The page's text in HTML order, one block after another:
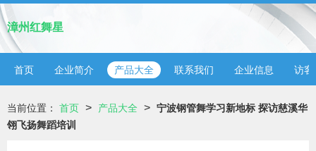
漳州红舞星
首页 企业简介 产品大全 联系我们 企业信息 访客
当前位置： 首页 > 产品大全 > 宁波钢管舞学习新地标 探访慈溪华
翎飞扬舞蹈培训